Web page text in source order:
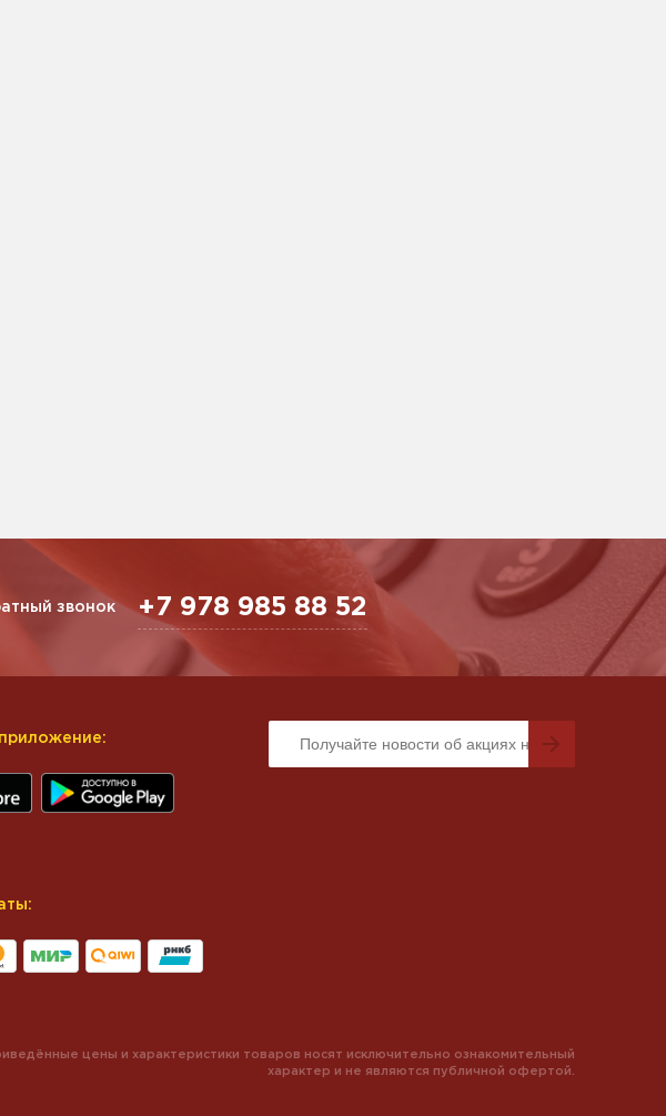
звонок +7 978 985 88 52
цены и характеристики товаров носят исключительно ознакомительный
характер и не являются публичной офертой.